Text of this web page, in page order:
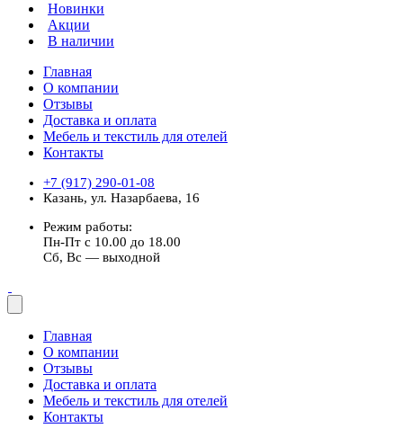
Новинки
Акции
В наличии
Главная
О компании
Отзывы
Доставка и оплата
Мебель и текстиль для отелей
Контакты
+7 (917) 290-01-08
Казань, ул. Назарбаева, 16
Режим работы:
Пн-Пт с 10.00 до 18.00
Сб, Вс — выходной
Главная
О компании
Отзывы
Доставка и оплата
Мебель и текстиль для отелей
Контакты